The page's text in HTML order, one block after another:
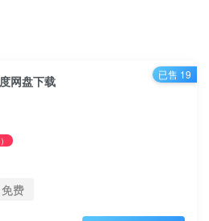
网盘下载
免费
已售 19